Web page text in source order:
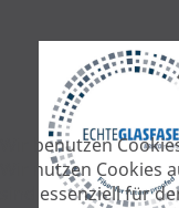
Wir benutzen
Wir nutzen Cookies
sind essenziell für